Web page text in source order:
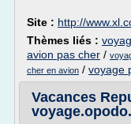
Site : http://
Thèmes liés :
avion pas cher /
cher en avion / voyage
Vacances